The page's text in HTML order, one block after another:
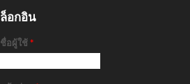
ล็อกอิน
ชื่อผู้ใช้ *